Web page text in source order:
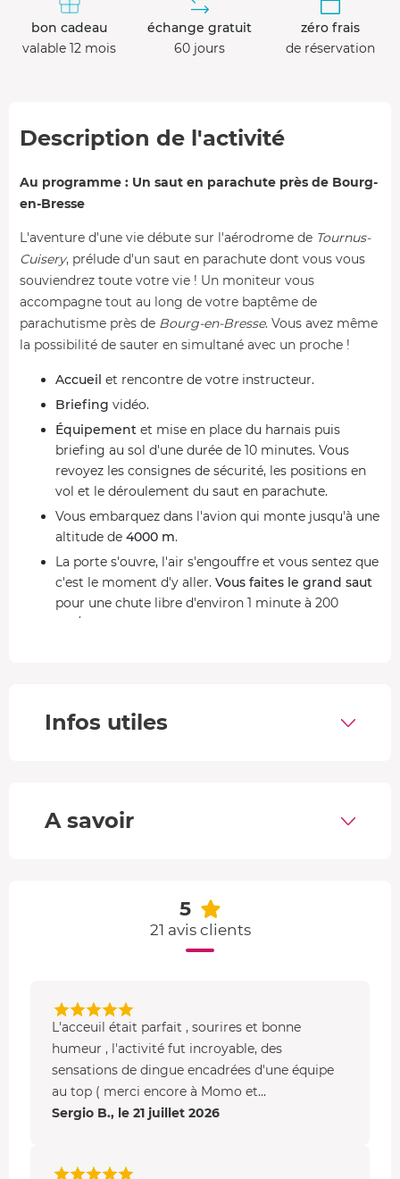
bon cadeau
valable 12 mois
échange gratuit
60 jours
zéro frais
de réservation
Description de l'activité
Au programme : Un saut en parachute près de Bourg-
en-Bresse
L'aventure d'une vie débute sur l'aérodrome de Tournus-
Cuisery, prélude d'un saut en parachute dont vous vous
souviendrez toute votre vie ! Un moniteur vous
accompagne tout au long de votre baptême de
parachutisme près de Bourg-en-Bresse. Vous avez même
la possibilité de sauter en simultané avec un proche !
Accueil et rencontre de votre instructeur.
Briefing vidéo.
Équipement et mise en place du harnais puis
briefing au sol d'une durée de 10 minutes. Vous
revoyez les consignes de sécurité, les positions en
vol et le déroulement du saut en parachute.
Vous embarquez dans l'avion qui monte jusqu'à une
altitude de 4000 m.
La porte s'ouvre, l'air s'engouffre et vous sentez que
c'est le moment d'y aller. Vous faites le grand saut
pour une chute libre d'environ 1 minute à 200
km/h.
briefing avant l' atterrissage sur la drop zone
baptême de parachutisme, vous naviguez dans les airs à
défilent sous vos pieds tandis que les Dunes des
Charmes, ces étonnantes zones sableuses pourtant en
plaine et loin de la mer, impressionnent encore plus
office de toile de fond d'un saut en tandem mémorable.
Infos utiles
A savoir
5
21 avis clients
L'acceuil était parfait , sourires et bonne
humeur , l'activité fut incroyable, des
sensations de dingue encadrées d'une équipe
au top ( merci encore à Momo et...
Sergio B., le 21 juillet 2026